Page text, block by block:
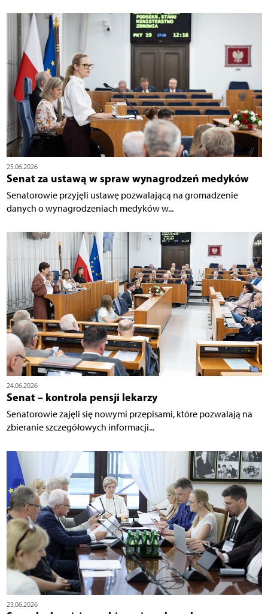
25.06.2026
Senat za ustawą w spraw wynagrodzeń medyków
Senatorowie przyjęli ustawę pozwalającą na gromadzenie
danych o wynagrodzeniach medyków w...
24.06.2026
Senat – kontrola pensji lekarzy
Senatorowie zajęli się nowymi przepisami, które pozwalają na
zbieranie szczegółowych informacji...
23.06.2026